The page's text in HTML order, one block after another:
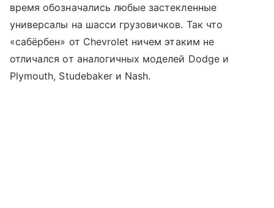
время обозначались любые застекленные
универсалы на шасси грузовичков. Так что
«сабёрбен» от Chevrolet ничем этаким не
отличался от аналогичных моделей Dodge и
Plymouth, Studebaker и Nash.